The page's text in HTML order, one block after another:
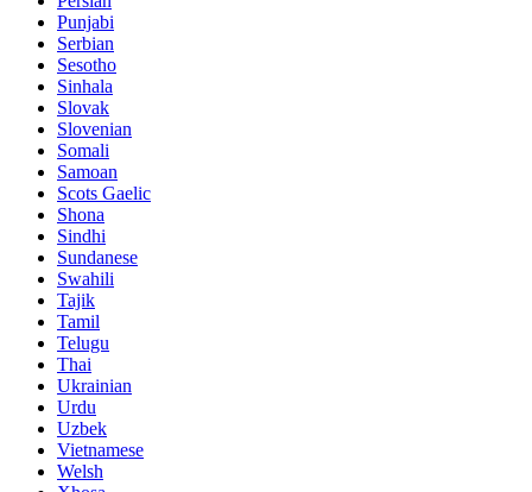
Punjabi
Serbian
Sesotho
Sinhala
Slovak
Slovenian
Somali
Samoan
Scots Gaelic
Shona
Sindhi
Sundanese
Swahili
Tajik
Tamil
Telugu
Thai
Ukrainian
Urdu
Uzbek
Vietnamese
Welsh